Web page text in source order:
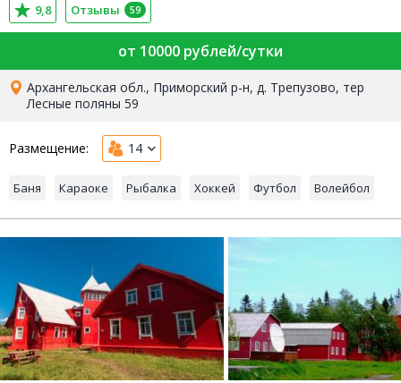
9,8 Отзывы 59
от 10000 рублей/сутки
Архангельская обл., Приморский р-н, д. Трепузово, тер
Лесные поляны 59
Размещение: 14
Баня Караоке Рыбалка Хоккей Футбол Волейбол